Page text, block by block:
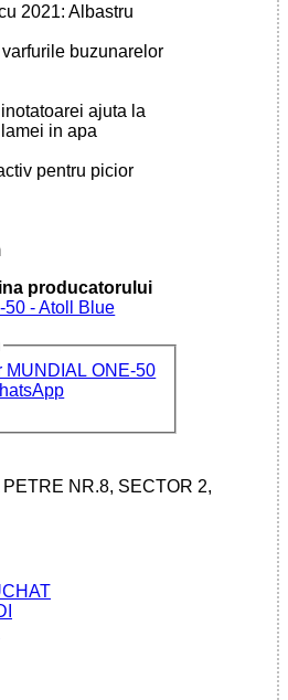
2021: Albastru
buzunarelor
ajuta la
in apa
pentru picior
producatorului
50 - Atoll Blue
NR.8, SECTOR 2,